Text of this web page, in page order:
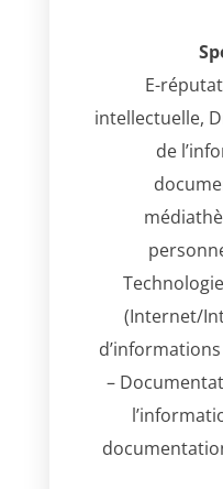
E-
intellectuelle,
de
(Internet/
–